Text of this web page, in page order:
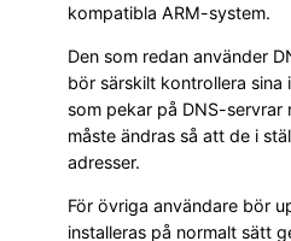
kompatibla ARM-system.
Den som redan använder
bör särskilt kontrollera sina
som pekar på DNS-servrar
måste ändras så att de i
adresser.
För övriga användare bör
installeras på normalt sätt